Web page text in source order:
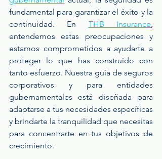
fundamental para garantizar el éxito y la
continuidad. En THB Insurance,
entendemos estas preocupaciones y
estamos comprometidos a ayudarte a
proteger lo que has construido con
tanto esfuerzo. Nuestra guía de seguros
corporativos y para entidades
gubernamentales está diseñada para
adaptarse a tus necesidades específicas
y brindarte la tranquilidad que necesitas
para concentrarte en tus objetivos de
crecimiento.